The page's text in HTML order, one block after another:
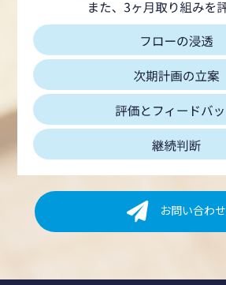
お問い合わせ